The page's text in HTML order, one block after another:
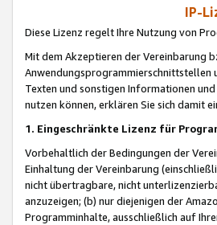
IP-
Diese Lizenz regelt Ihre Nutzung von
Mit dem Akzeptieren der Vereinbarung
Anwendungsprogrammierschnittstellen
Texten und sonstigen Informationen
nutzen können, erklären Sie sich damit
1. Eingeschränkte Lizenz für
Vorbehaltlich der Bedingungen der
Einhaltung der Vereinbarung
nicht übertragbare, nicht
anzuzeigen; (b) nur diejenigen der
Programminhalte, ausschließlich auf